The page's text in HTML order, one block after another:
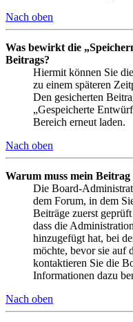
Nach oben
Was bewirkt die
Beitrags?
Hiermit können Sie
zu einem späteren
Den gesicherten
„Gespeicherte
Bereich erneut laden.
Nach oben
Warum muss mein
Die Board-
dem Forum, in dem
Beiträge zuerst
dass die
hinzugefügt hat, bei
möchte, bevor sie auf
kontaktieren Sie die
Informationen dazu
Nach oben